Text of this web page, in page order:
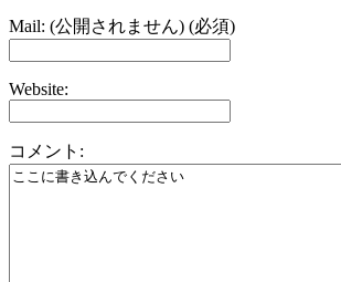
Mail: (公開されません) (必須)
Website:
コメント: